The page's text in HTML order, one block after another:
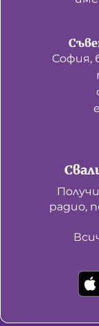
радио,
София,